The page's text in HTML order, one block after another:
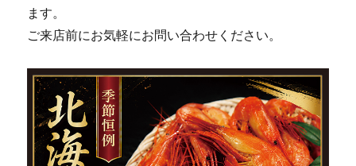
ます。
ご来店前にお気軽にお問い合わせください。